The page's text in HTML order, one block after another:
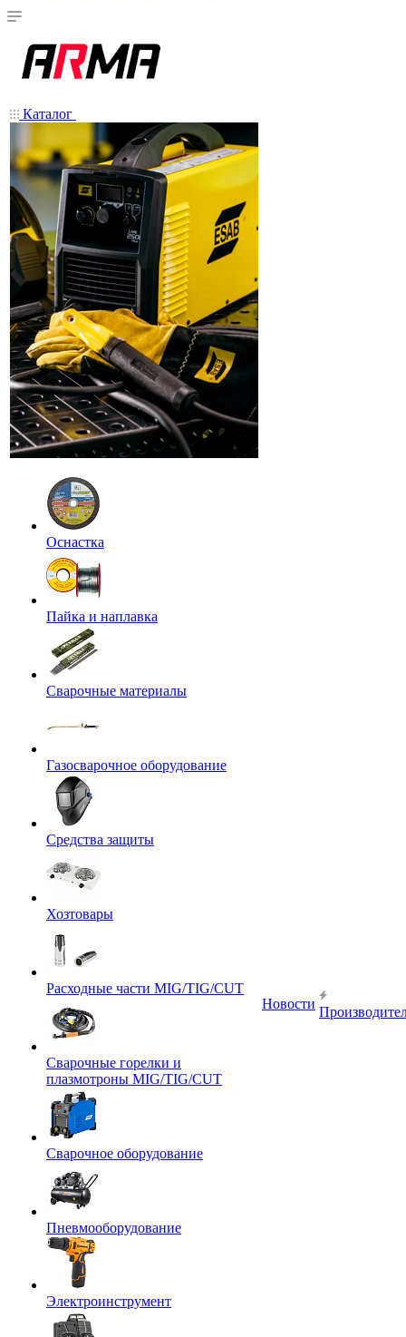
Каталог
Оснастка
Пайка и наплавка
Сварочные материалы
Газосварочное оборудование
Средства защиты
Хозтовары
Расходные части MIG/TIG/CUT
Сварочные горелки и
плазмотроны MIG/TIG/CUT
Сварочное оборудование
Пневмооборудование
Электроинструмент
Новости